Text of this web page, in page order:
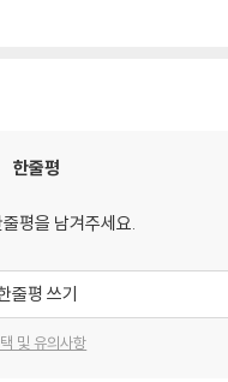
한줄평
평을 남겨주세요.
줄평 쓰기
및 유의사항